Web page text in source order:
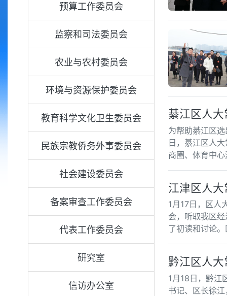
预算工作委员会
监察和司法委员会
农业与农村委员会
环境与资源保护委员会
教育科学文化卫生委员会
民族宗教侨务外事委员会
社会建设委员会
备案审查工作委员会
代表工作委员会
研究室
信访办公室
綦江区人
为帮助綦江区
日，綦江区人
商圈、体育中
江津区人
1月17日，区人
会，听取我区
了初读和讨论
黔江区人
1月18日，黔江
书记、区长徐